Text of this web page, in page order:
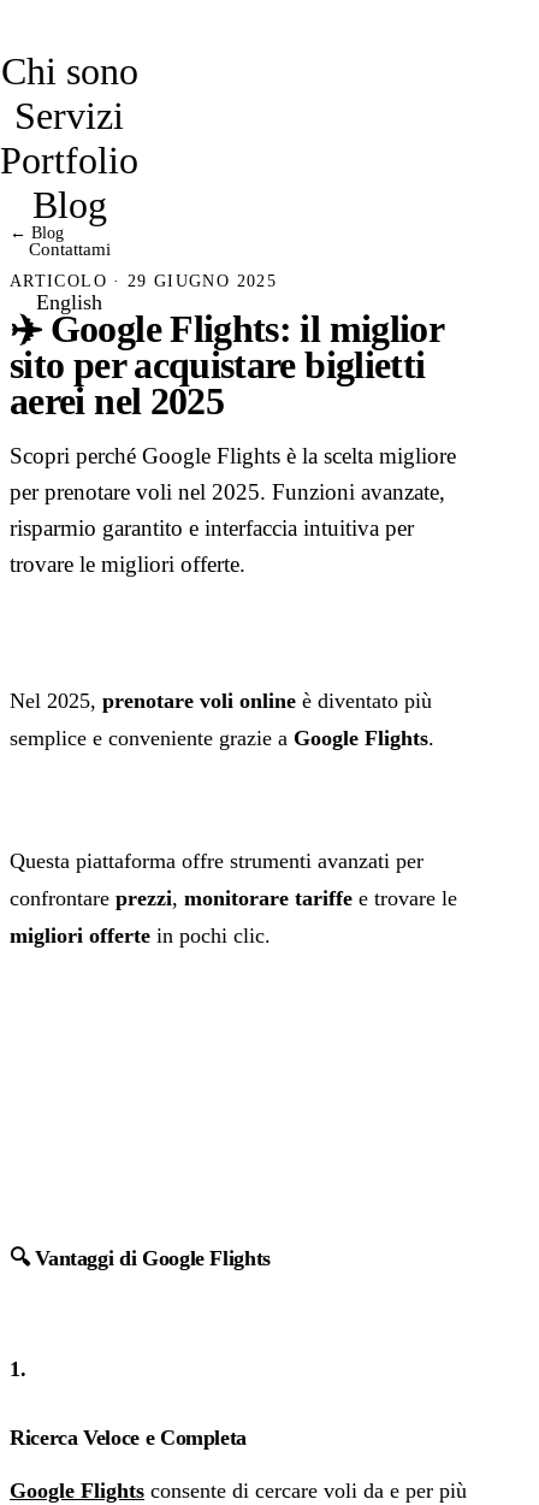
Chi sono
Servizi
Portfolio
Blog
Contattami
English
← Blog
ARTICOLO · 29 GIUGNO 2025
✈️ Google Flights: il miglior
sito per acquistare biglietti
aerei nel 2025
Scopri perché Google Flights è la scelta migliore
per prenotare voli nel 2025. Funzioni avanzate,
risparmio garantito e interfaccia intuitiva per
trovare le migliori offerte.
Nel 2025, prenotare voli online è diventato più
semplice e conveniente grazie a Google Flights.
Questa piattaforma offre strumenti avanzati per
confrontare prezzi, monitorare tariffe e trovare le
migliori offerte in pochi clic.
🔍 Vantaggi di Google Flights
1.
Ricerca Veloce e Completa
Google Flights consente di cercare voli da e per più